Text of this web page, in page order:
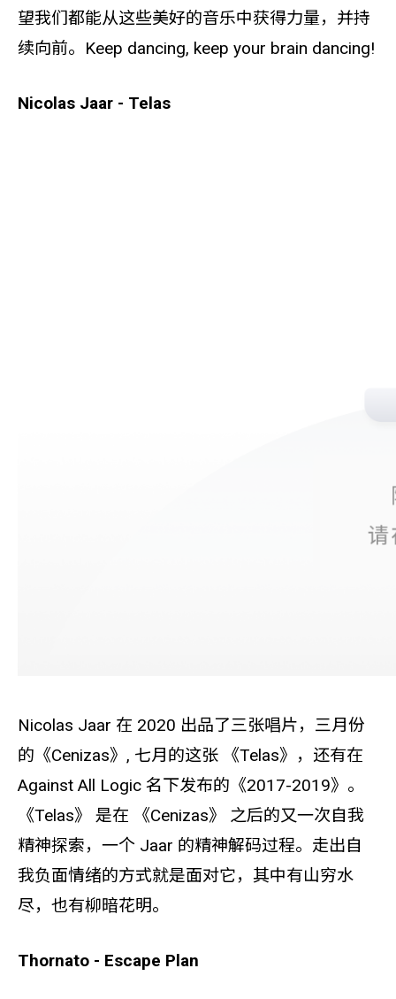
望我们都能从这些美好的音乐中获得力量，并持
续向前。Keep dancing, keep your brain dancing!
Nicolas Jaar - Telas
Nicolas Jaar 在 2020 出品了三张唱片，三月份
的《Cenizas》, 七月的这张 《Telas》，还有在
Against All Logic 名下发布的《2017-2019》。
《Telas》 是在 《Cenizas》 之后的又一次自我
精神探索，一个 Jaar 的精神解码过程。走出自
我负面情绪的方式就是面对它，其中有山穷水
尽，也有柳暗花明。
Thornato - Escape Plan